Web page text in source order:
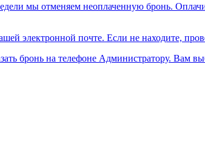
мы отменяем неоплаченную бронь.
электронной почте. Если не находите,
бронь на телефоне Администратору. Вам